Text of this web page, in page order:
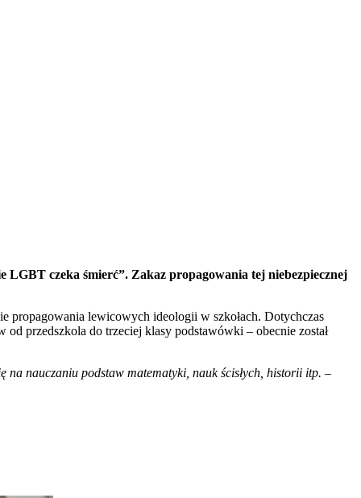
czeka śmierć”. Zakaz propagowania tej niebezpiecznej
propagowania lewicowych ideologii w szkołach. Dotychczas
przedszkola do trzeciej klasy podstawówki – obecnie został
na nauczaniu podstaw matematyki, nauk ścisłych, historii itp. –